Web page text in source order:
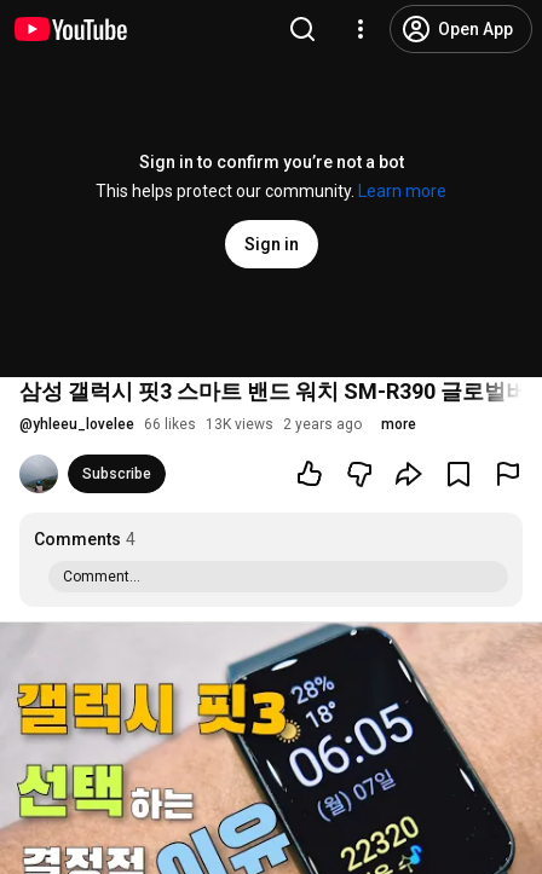
Open App
Sign in to confirm you’re not a bot
This helps protect our community.
Learn more
Sign in
삼성 갤럭시 핏3 스마트 밴드 워치 SM-R390 글로벌버
@yhleeu_lovelee 66 likes 13K views 2 years ago more
Subscribe
Comments 4
Comment...